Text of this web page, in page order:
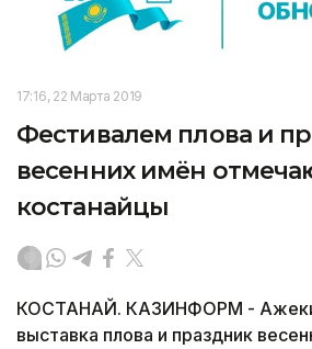
17:16, 22 Марта 2019
Фестивалем плова и
весенних имён
костанайцы
КОСТАНАЙ. КАЗИНФОРМ -
выставка плова и праздник